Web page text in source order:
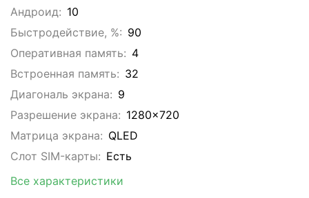
Андроид: 10
Быстродействие, %: 90
Оперативная память: 4
Встроенная память: 32
Диагональ экрана: 9
Разрешение экрана: 1280x720
Матрица экрана: QLED
Слот SIM-карты: Eсть
Все характеристики